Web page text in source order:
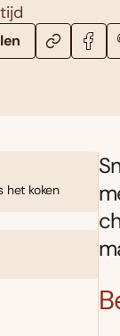
het koken